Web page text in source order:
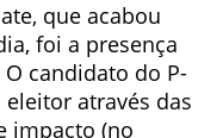
que acabou
foi a presença
candidato do P-
através das
impacto (no